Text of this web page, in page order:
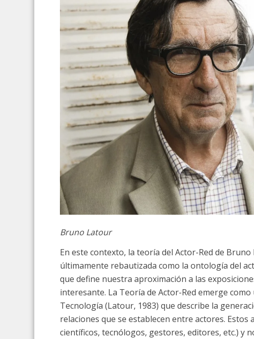
Bruno Latour
En este contexto, la teoría del Actor-Red de
últimamente rebautizada como la ontología del
que define nuestra aproximación a las
interesante. La Teoría de Actor-Red emerge
Tecnología (Latour, 1983) que describe la
relaciones que se establecen entre actores.
científicos, tecnólogos, gestores, editores, etc.) y